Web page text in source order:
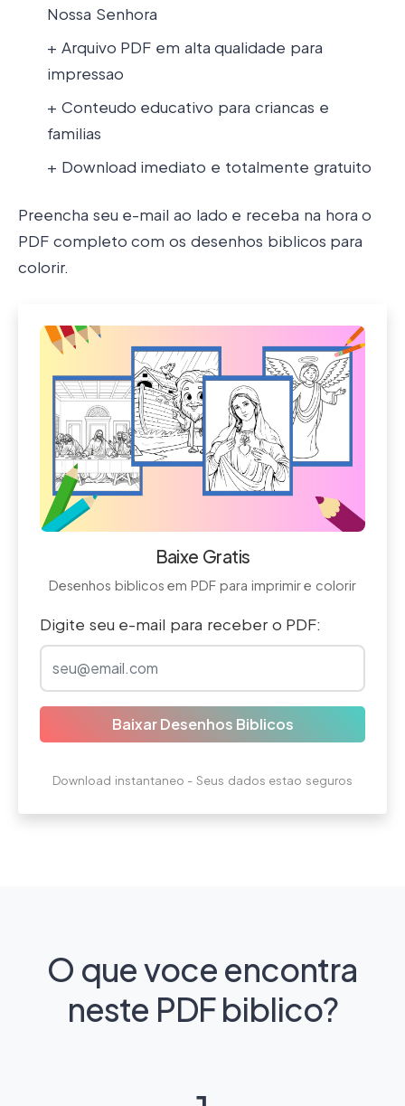
Nossa Senhora
+ Arquivo PDF em alta qualidade para
impressao
+ Conteudo educativo para criancas e
familias
+ Download imediato e totalmente gratuito
Preencha seu e-mail ao lado e receba na hora o
PDF completo com os desenhos biblicos para
colorir.
Baixe Gratis
Desenhos biblicos em PDF para imprimir e colorir
Digite seu e-mail para receber o PDF:
Baixar Desenhos Biblicos
Download instantaneo - Seus dados estao seguros
O que voce encontra
neste PDF biblico?